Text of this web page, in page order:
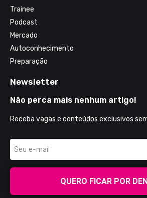
Trainee
Podcast
Mercado
Autoconhecimento
Preparação
Newsletter
Não perca mais nenhum artigo!
Receba vagas e conteúdos exclusivos
QUERO FICAR POR